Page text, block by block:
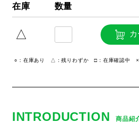
在庫 数量
△
○：在庫あり △：残りわずか □：在庫確認中 ×
INTRODUCTION 商品紹